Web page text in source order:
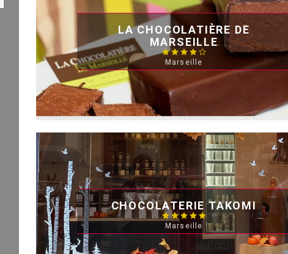
LA CHOCOLATIÈRE DE
MARSEILLE
Marseille
CHOCOLATERIE TAKOMI
Marseille